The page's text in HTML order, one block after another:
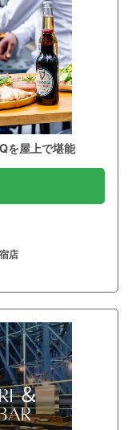
を屋上で堪能
店